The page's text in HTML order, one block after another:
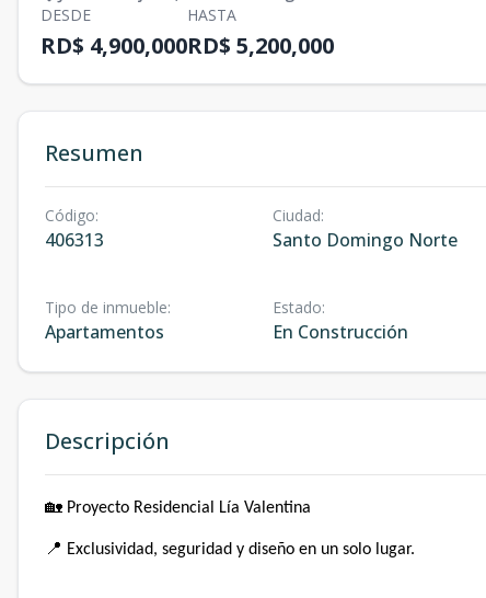
DESDE
RD$ 4,900,000
HASTA
RD$ 5,200,000
Resumen
Código:
406313
Ciudad:
Santo Domingo Norte
Tipo de inmueble:
Apartamentos
Estado:
En Construcción
Descripción
🏡 Proyecto Residencial Lía Valentina⁣
📍 Exclusividad, seguridad y diseño en un solo lugar.⁣